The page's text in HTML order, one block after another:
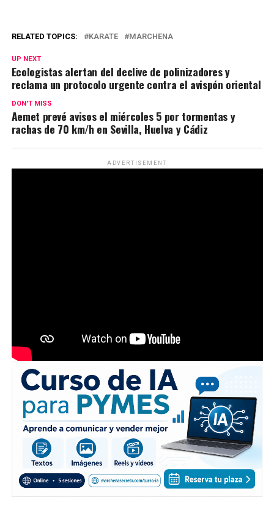
RELATED TOPICS: KARATE MARCHENA
UP NEXT
Ecologistas alertan del declive de polinizadores y
reclama un protocolo urgente contra el avispón oriental
DON'T MISS
Aemet prevé avisos el miércoles 5 por tormentas y
rachas de 70 km/h en Sevilla, Huelva y Cádiz
ADVERTISEMENT